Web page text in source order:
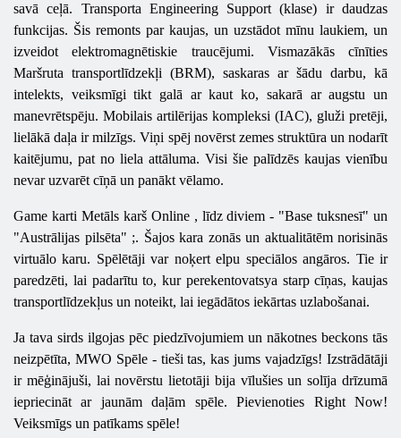
savā ceļā. Transporta Engineering Support (klase) ir daudzas
funkcijas. Šis remonts par kaujas, un uzstādot mīnu laukiem, un
izveidot elektromagnētiskie traucējumi. Vismazākās cīnīties
Maršruta transportlīdzekļi (BRM), saskaras ar šādu darbu, kā
intelekts, veiksmīgi tikt galā ar kaut ko, sakarā ar augstu un
manevrētspēju. Mobilais artilērijas kompleksi (IAC), gluži pretēji,
lielākā daļa ir milzīgs. Viņi spēj novērst zemes struktūra un nodarīt
kaitējumu, pat no liela attāluma. Visi šie palīdzēs kaujas vienību
nevar uzvarēt cīņā un panākt vēlamo.
Game karti Metāls karš Online , līdz diviem - "Base tuksnesī" un
"Austrālijas pilsēta" ;. Šajos kara zonās un aktualitātēm norisinās
virtuālo karu. Spēlētāji var noķert elpu speciālos angāros. Tie ir
paredzēti, lai padarītu to, kur perekentovatsya starp cīņas, kaujas
transportlīdzekļus un noteikt, lai iegādātos iekārtas uzlabošanai.
Ja tava sirds ilgojas pēc piedzīvojumiem un nākotnes beckons tās
neizpētīta, MWO Spēle - tieši tas, kas jums vajadzīgs! Izstrādātāji
ir mēģinājuši, lai novērstu lietotāji bija vīlušies un solīja drīzumā
iepriecināt ar jaunām daļām spēle. Pievienoties Right Now!
Veiksmīgs un patīkams spēle!